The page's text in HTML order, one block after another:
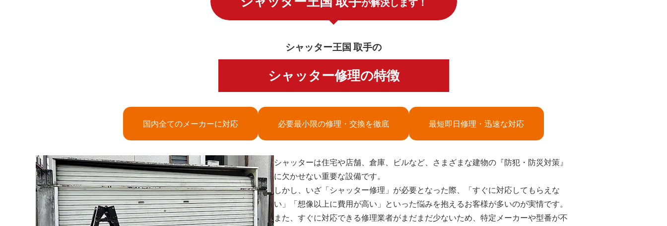
が解決します！
シャッター王国 取手の
シャッター修理の特徴
国内全てのメーカーに対応 必要最小限の修理・交換を徹底 最短即日修理・迅速な対応
シャッターは住宅や店舗、倉庫、ビルなど、さまざまな建物の『防犯・防災対策』
に欠かせない重要な設備です。
しかし、いざ「シャッター修理」が必要となった際、「すぐに対応してもらえな
い」「想像以上に費用が高い」といった悩みを抱えるお客様が多いのが実情です。
また、すぐに対応できる修理業者がまだまだ少ないため、特定メーカーや型番が不